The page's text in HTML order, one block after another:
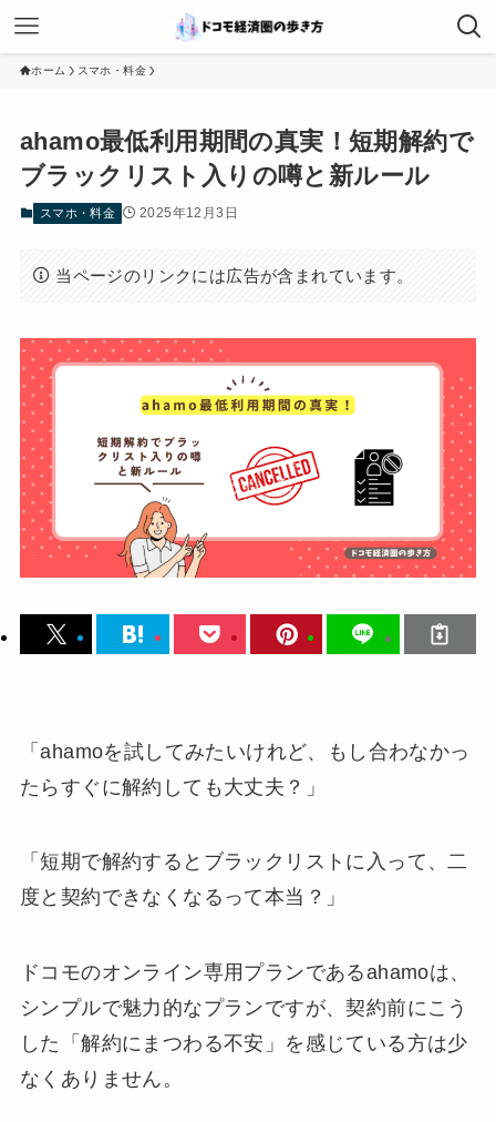
ホーム スマホ・料金
ahamo最低利用期間の真実！短期解約で
ブラックリスト入りの噂と新ルール
スマホ・料金 2025年12月3日
当ページのリンクには広告が含まれています。
「ahamoを試してみたいけれど、もし合わなかっ
たらすぐに解約しても大丈夫？」
「短期で解約するとブラックリストに入って、二
度と契約できなくなるって本当？」
ドコモのオンライン専用プランであるahamoは、
シンプルで魅力的なプランですが、契約前にこう
した「解約にまつわる不安」を感じている方は少
なくありません。